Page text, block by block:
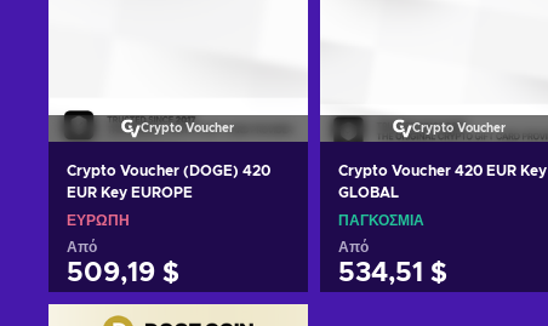
Crypto Voucher
Crypto Voucher (DOGE) 420
EUR Key EUROPE
ΕΥΡΏΠΗ
Από
509,19 $
Crypto Voucher
Crypto Voucher 420 EUR Key
GLOBAL
ΠΑΓΚΌΣΜΙΑ
Από
534,51 $